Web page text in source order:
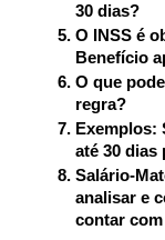
30 dias?
O INSS é
Benefício
O que
regra?
Exemplos:
até 30 dias
Salário-
analisar e
contar